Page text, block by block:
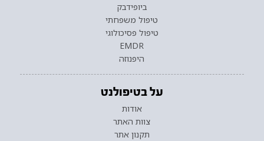
ביופידבק
טיפול משפחתי
טיפול פסיכולוגי
EMDR
היפנוזה
על בטיפולנט
אודות
צוות האתר
תקנון אתר